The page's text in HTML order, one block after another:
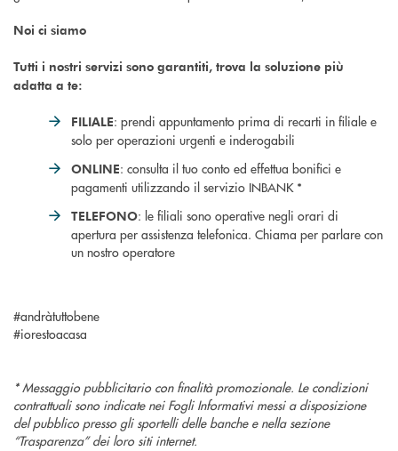
Noi ci siamo
Tutti i nostri servizi sono garantiti, trova la soluzione più
adatta a te:
FILIALE: prendi appuntamento prima di recarti in filiale e
solo per operazioni urgenti e inderogabili
ONLINE: consulta il tuo conto ed effettua bonifici e
pagamenti utilizzando il servizio INBANK *
TELEFONO: le filiali sono operative negli orari di
apertura per assistenza telefonica. Chiama per parlare con
un nostro operatore
#andràtuttobene
#iorestoacasa
* Messaggio pubblicitario con finalità promozionale. Le condizioni
contrattuali sono indicate nei Fogli Informativi messi a disposizione
del pubblico presso gli sportelli delle banche e nella sezione
“Trasparenza” dei loro siti internet.